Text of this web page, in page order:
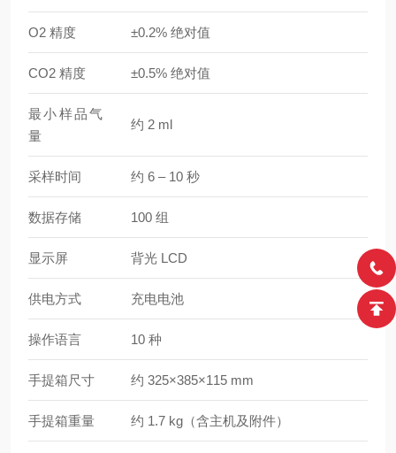
O2 精度 ±0.2% 绝对值
CO2 精度 ±0.5% 绝对值
最小样品气
量
约 2 ml
采样时间 约 6 – 10 秒
数据存储 100 组
显示屏 背光 LCD
供电方式 充电电池
操作语言 10 种
手提箱尺寸 约 325×385×115 mm
手提箱重量 约 1.7 kg（含主机及附件）